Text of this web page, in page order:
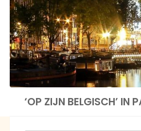
‘OP ZIJN BELGISCH’ IN